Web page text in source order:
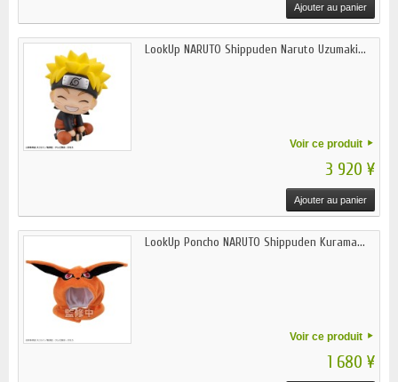
Ajouter au panier
LookUp NARUTO Shippuden Naruto Uzumaki...
Voir ce produit
3 920 ¥
Ajouter au panier
LookUp Poncho NARUTO Shippuden Kurama...
Voir ce produit
1 680 ¥